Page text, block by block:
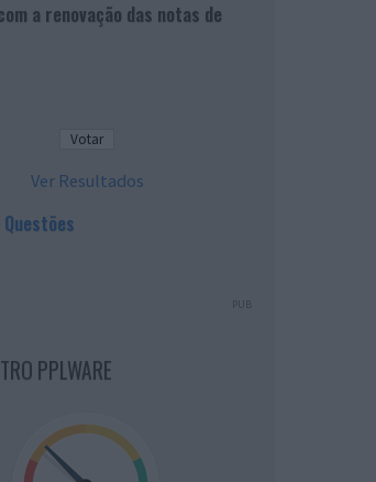
a renovação das notas de
Ver Resultados
PUB
PPLWARE